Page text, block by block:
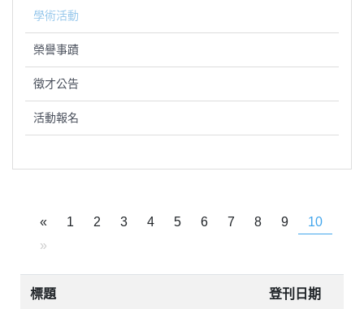
學術活動
榮譽事蹟
徵才公告
活動報名
« 1 2 3 4 5 6 7 8 9
10
»
標題 登刊日期